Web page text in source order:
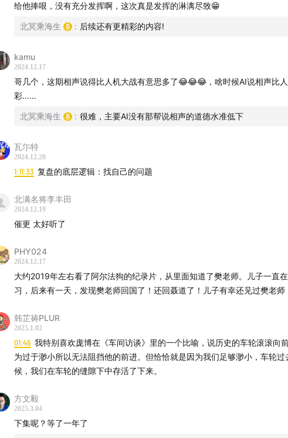
给他捧哏，没有充分发挥啊，这次真是发挥的淋漓尽致😁
北冥乘海生 : 后续还有更精彩的内容!
kamu
2024.12.17
哥几个，这期相声说得比人机大战有意思多了😂😂😂，啥时候AI说相声比
彩……
北冥乘海生 : 很难，主要AI没有那帮说相声的道德水准低下
瓦尓特
2024.12.20
1:11:33 复盘的底层逻辑：找自己的问题
北满名将李丰田
2024.12.19
催更 太好听了
PHY024
2024.12.17
大约2019年左右看了阿尔法狗的纪录片，从里面知道了樊老师。儿子一直
习，后来有一天，发现樊老师回国了！还回聂道了！儿子有幸还见过樊老师
韩芷祷PLUR
2025.1.02
01:46 我特别喜欢庞博在《车间访谈》里的一个比喻，说历史的车轮滚滚向
为过于渺小所以无法阻挡他的前进。但恰恰就是因为我们足够渺小，车轮过
候，我们在车轮的缝隙下中存活了下来。
方文毅
2025.3.04
下集呢？等了一年了